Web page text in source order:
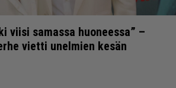
viisi samassa huoneessa” –
vietti unelmien kesän